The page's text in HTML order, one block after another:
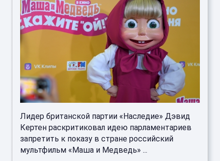
Лидер британской партии «Наследие» Дэвид
Кертен раскритиковал идею парламентариев
запретить к показу в стране российский
мультфильм «Маша и Медведь» ...